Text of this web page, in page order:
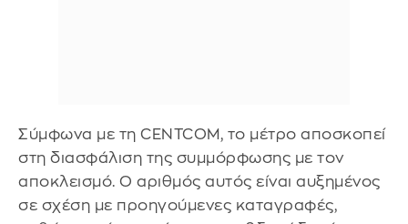
Σύμφωνα με τη CENTCOM, το μέτρο αποσκοπεί
στη διασφάλιση της συμμόρφωσης με τον
αποκλεισμό. Ο αριθμός αυτός είναι αυξημένος
σε σχέση με προηγούμενες καταγραφές,